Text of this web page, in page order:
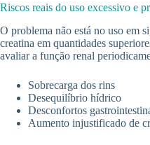
Riscos reais do uso excessivo e
O problema não está no uso em
creatina em quantidades
avaliar a função renal
Sobrecarga dos rins
Desequilíbrio hídrico
Desconfortos
Aumento injustificado de